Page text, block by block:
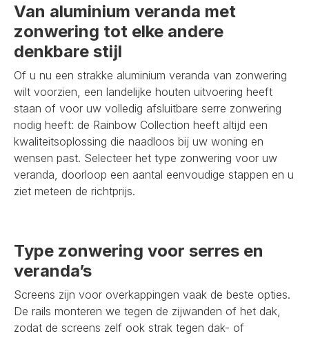
Van aluminium veranda met
zonwering tot elke andere
denkbare stijl
Of u nu een strakke aluminium veranda van zonwering
wilt voorzien, een landelijke houten uitvoering heeft
staan of voor uw volledig afsluitbare serre zonwering
nodig heeft: de Rainbow Collection heeft altijd een
kwaliteitsoplossing die naadloos bij uw woning en
wensen past. Selecteer het type zonwering voor uw
veranda, doorloop een aantal eenvoudige stappen en u
ziet meteen de richtprijs.
Type zonwering voor serres en
veranda’s
Screens zijn voor overkappingen vaak de beste opties.
De rails monteren we tegen de zijwanden of het dak,
zodat de screens zelf ook strak tegen dak- of